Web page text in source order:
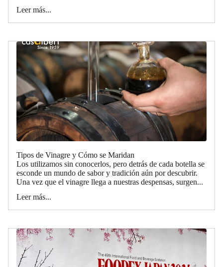
Leer más...
Tipos de Vinagre y Cómo se Maridan
Los utilizamos sin conocerlos, pero detrás de cada botella se
esconde un mundo de sabor y tradición aún por descubrir.
Una vez que el vinagre llega a nuestras despensas, surgen...
Leer más...